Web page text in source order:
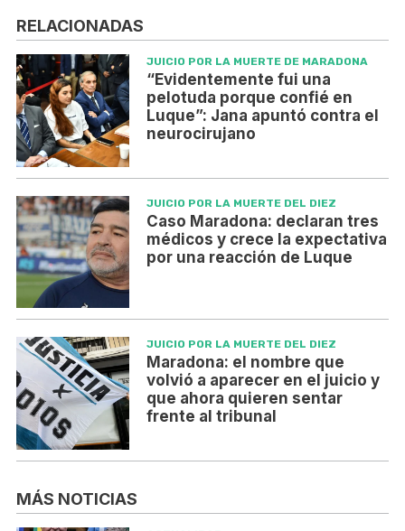
RELACIONADAS
JUICIO POR LA MUERTE DE MARADONA
“Evidentemente fui una
pelotuda porque confié en
Luque”: Jana apuntó contra el
neurocirujano
JUICIO POR LA MUERTE DEL DIEZ
Caso Maradona: declaran tres
médicos y crece la expectativa
por una reacción de Luque
JUICIO POR LA MUERTE DEL DIEZ
Maradona: el nombre que
volvió a aparecer en el juicio y
que ahora quieren sentar
frente al tribunal
MÁS NOTICIAS